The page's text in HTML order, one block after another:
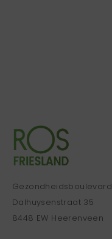
Gezondheidsboulevard
Dalhuysenstraat 35
8448 EW Heerenveen